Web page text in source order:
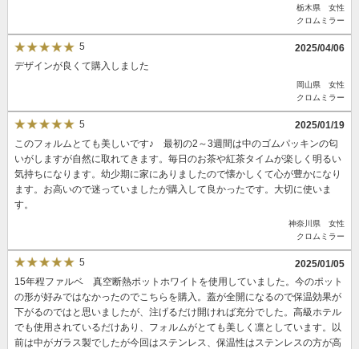
栃木県 女性
クロムミラー
5
2025/04/06
デザインが良くて購入しました
岡山県 女性
クロムミラー
5
2025/01/19
このフォルムとても美しいです♪ 最初の2～3週間は中のゴムパッキンの匂
いがしますが自然に取れてきます。毎日のお茶や紅茶タイムが楽しく明るい
気持ちになります。幼少期に家にありましたので懐かしくて心が豊かになり
ます。お高いので迷っていましたが購入して良かったです。大切に使いま
す。
神奈川県 女性
クロムミラー
5
2025/01/05
15年程ファルベ 真空断熱ポットホワイトを使用していました。今のポット
の形が好みではなかったのでこちらを購入。蓋が全開になるので保温効果が
下がるのではと思いましたが、注げるだけ開ければ充分でした。高級ホテル
でも使用されているだけあり、フォルムがとても美しく凛としています。以
前は中がガラス製でしたが今回はステンレス、保温性はステンレスの方が高